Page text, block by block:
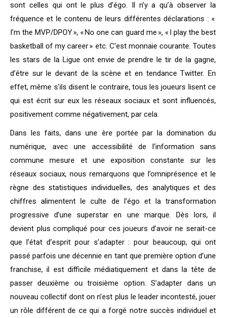
sont celles qui ont le plus d’égo. Il n’y a qu’à observer la
fréquence et le contenu de leurs différentes déclarations : «
I’m the MVP/DPOY », « No one can guard me », « I play the best
basketball of my career » etc. C’est monnaie courante. Toutes
les stars de la Ligue ont envie de prendre le tir de la gagne,
d’être sur le devant de la scène et en tendance Twitter. En
effet, même s’ils disent le contraire, tous les joueurs lisent ce
qui est écrit sur eux les réseaux sociaux et sont influencés,
positivement comme négativement, par cela.
Dans les faits, dans une ère portée par la domination du
numérique, avec une accessibilité de l’information sans
commune mesure et une exposition constante sur les
réseaux sociaux, nous remarquons que l’omniprésence et le
règne des statistiques individuelles, des analytiques et des
chiffres alimentent le culte de l’égo et la transformation
progressive d’une superstar en une marque. Dès lors, il
devient plus compliqué pour ces joueurs d’avoir ne serait-ce
que l’état d’esprit pour s’adapter : pour beaucoup, qui ont
passé parfois une décennie en tant que première option d’une
franchise, il est difficile médiatiquement et dans la tête de
passer deuxième ou troisième option. S’adapter dans un
nouveau collectif dont on n’est plus le leader incontesté, jouer
un rôle différent de ce qui a forgé notre succès individuel et